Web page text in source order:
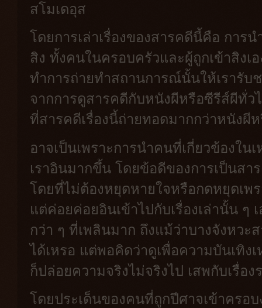
สโมเดอุส
โดยการเล่าเรื่องของสารคดีนี้คือ กา
สิง ทั้งคนในครอบครัวและผู้ถูกเข้าสิงเ
ทำการถ่ายทำสถานการณ์นั้นให้เรารั
จากการดูสารคดีกับหนังผีหรือซีรีส์ผีทั่ว
ที่สารคดีเรื่องนี้ถ่ายทอดมากกว่าหนังผี
อาจเป็นเพราะการนำคนที่เกี่ยวข้องใน
เราอินมากขึ้น โดยข้อดีของการเป็นสา
โดยที่ไม่ต้องหยุดหายใจหรือกดหยุดเ
แต่ค่อยค่อยอินเข้าไปกับเรื่องเล่านั้น ๆ
กว่า ๆ ที่เพลินมาก ถึงแม้ว่าบางจังหวะ
ได้เหรอ แต่พอคิดว่าดูเพื่อความบันเทิง
ก็ปล่อยความจริงไม่จริงไป เสพกับเรื่อ
โดยประเด็นของคนที่ถูกปีศาจเข้าครอ